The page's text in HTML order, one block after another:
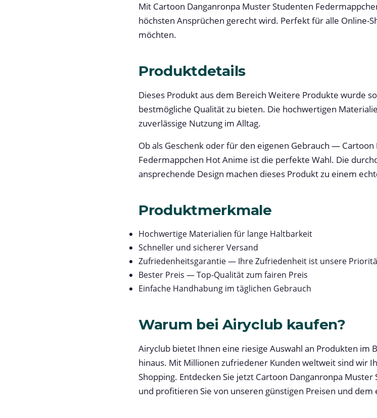
Mit Cartoon Danganronpa Muster Studenten
höchsten Ansprüchen gerecht wird. Perfekt für alle Online-
möchten.
Produktdetails
Dieses Produkt aus dem Bereich Weitere Produkte wurde
bestmögliche Qualität zu bieten. Die hochwertigen
zuverlässige Nutzung im Alltag.
Ob als Geschenk oder für den eigenen Gebrauch —
Federmappchen Hot Anime ist die perfekte Wahl. Die
ansprechende Design machen dieses Produkt zu einem
Produktmerkmale
Hochwertige Materialien für lange Haltbarkeit
Schneller und sicherer Versand
Zufriedenheitsgarantie — Ihre Zufriedenheit ist unsere
Bester Preis — Top-Qualität zum fairen Preis
Einfache Handhabung im täglichen Gebrauch
Warum bei Airyclub kaufen?
Airyclub bietet Ihnen eine riesige Auswahl an Produkten im
hinaus. Mit Millionen zufriedener Kunden weltweit sind wir
Shopping. Entdecken Sie jetzt Cartoon Danganronpa
und profitieren Sie von unseren günstigen Preisen und dem